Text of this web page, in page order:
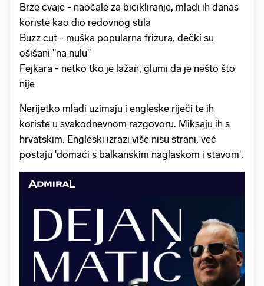
Brze cvaje - naočale za bicikliranje, mladi ih danas
koriste kao dio redovnog stila
Buzz cut - muška popularna frizura, dečki su
ošišani "na nulu"
Fejkara - netko tko je lažan, glumi da je nešto što
nije
Nerijetko mladi uzimaju i engleske riječi te ih
koriste u svakodnevnom razgovoru. Miksaju ih s
hrvatskim. Engleski izrazi više nisu strani, već
postaju 'domaći s balkanskim naglaskom i stavom'.